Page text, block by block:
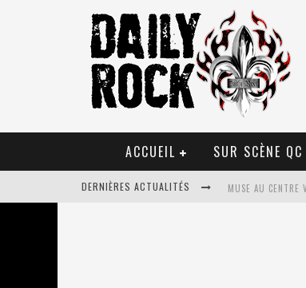
ACCUEIL SUR SCÈNE QC
DERNIÈRES ACTUALITÉS MUSE AU CENTRE
JOURNEY AU